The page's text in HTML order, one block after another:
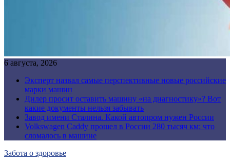
6 августа, 2026
Эксперт назвал самые перспективные новые российские
марки машин
Дилер просит оставить машину «на диагностику»? Вот
какие документы нельзя забывать
Завод имени Сталина. Какой автопром нужен России
Volkswagen Caddy прошел в России 280 тысяч км: что
сломалось в машине
Забота о здоровье